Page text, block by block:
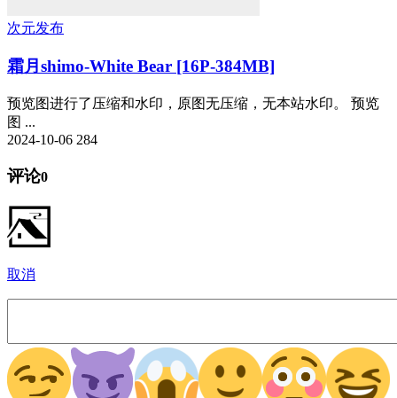
次元发布
霜月shimo-White Bear [16P-384MB]
预览图进行了压缩和水印，原图无压缩，无本站水印。 预览
图 ...
2024-10-06 284
评论0
取消